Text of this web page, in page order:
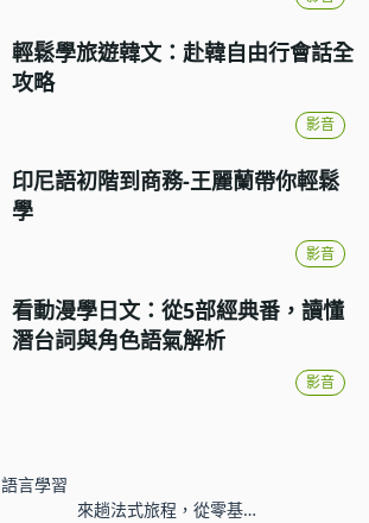
輕鬆學旅遊韓文：赴韓自由行會話全
攻略
影音
印尼語初階到商務-王麗蘭帶你輕鬆
學
影音
看動漫學日文：從5部經典番，讀懂
潛台詞與角色語氣解析
影音
語言學習
來趟法式旅程，從零基